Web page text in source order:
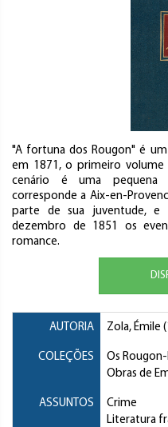
"A fortuna dos Rougon" é
em 1871, o primeiro volume
cenário é uma pequena
corresponde a Aix-en-
parte de sua juventude, e
dezembro de 1851 os
romance.
AUTORIA Zola, Émile
COLEÇÕES
Os
Obras de
ASSUNTOS
Crime
Literatura